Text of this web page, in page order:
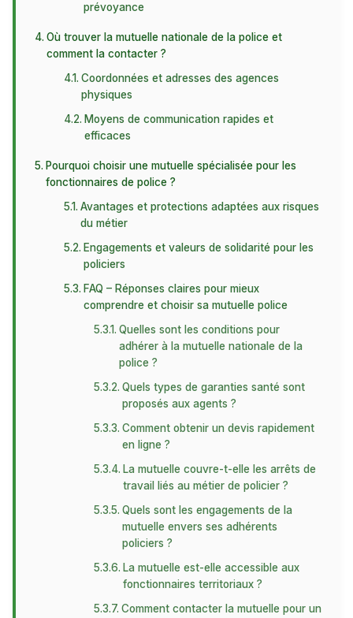
prévoyance
Où trouver la mutuelle nationale de la police et
comment la contacter ?
Coordonnées et adresses des agences
physiques
Moyens de communication rapides et
efficaces
Pourquoi choisir une mutuelle spécialisée pour les
fonctionnaires de police ?
Avantages et protections adaptées aux risques
du métier
Engagements et valeurs de solidarité pour les
policiers
FAQ – Réponses claires pour mieux
comprendre et choisir sa mutuelle police
Quelles sont les conditions pour
adhérer à la mutuelle nationale de la
police ?
Quels types de garanties santé sont
proposés aux agents ?
Comment obtenir un devis rapidement
en ligne ?
La mutuelle couvre-t-elle les arrêts de
travail liés au métier de policier ?
Quels sont les engagements de la
mutuelle envers ses adhérents
policiers ?
La mutuelle est-elle accessible aux
fonctionnaires territoriaux ?
Comment contacter la mutuelle pour un